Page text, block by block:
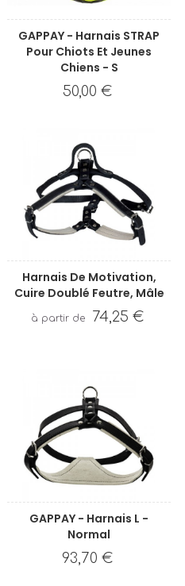
GAPPAY - Harnais STRAP
Pour Chiots Et Jeunes
Chiens - S
50,00 €
Harnais De Motivation,
Cuire Doublé Feutre, Mâle
74,25 €
GAPPAY - Harnais L -
Normal
93,70 €